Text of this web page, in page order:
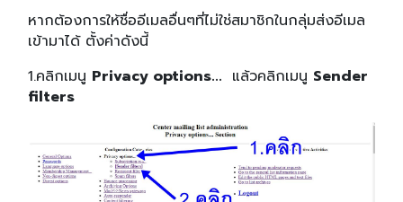
หากต้องการให้ชื่ออีเมลอื่นๆที่ไม่ใช่สมาชิกในกลุ่มส่งอีเมล
เข้ามาได้ ตั้งค่าดังนี้
1.คลิกเมนู Privacy options... แล้วคลิกเมนู Sender
filters